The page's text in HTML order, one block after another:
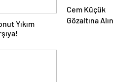
Yıkım
Cem Küçük
Gözaltına